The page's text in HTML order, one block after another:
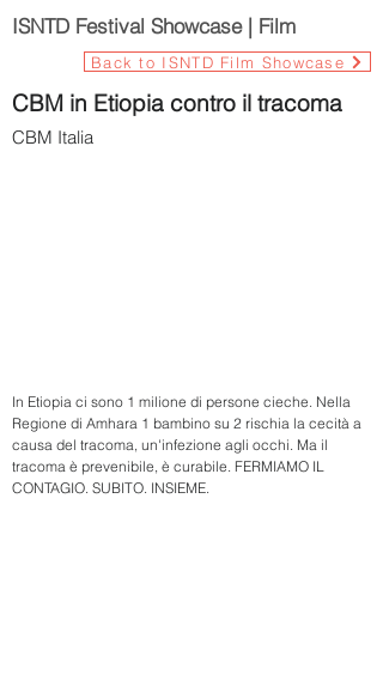
ISNTD Festival Showcase | Film
Back to ISNTD Film Showcase
CBM in Etiopia contro il tracoma
CBM Italia
In Etiopia ci sono 1 milione di persone cieche. Nella
Regione di Amhara 1 bambino su 2 rischia la cecità a
causa del tracoma, un'infezione agli occhi. Ma il
tracoma è prevenibile, è curabile. FERMIAMO IL
CONTAGIO. SUBITO. INSIEME.